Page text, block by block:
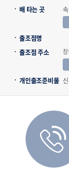
배 타는 곳
출조점명
출조점 주소
개인출조준비물